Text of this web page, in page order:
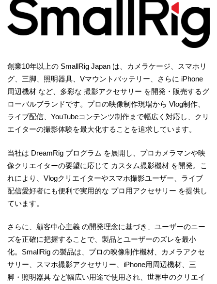
創業10年以上の SmallRig Japan は、カメラケージ、スマホリ
グ、三脚、照明器具、Vマウントバッテリー、さらに iPhone
周辺機材 など、多彩な 撮影アクセサリー を開発・販売するグ
ローバルブランドです。プロの映像制作現場から Vlog制作、
ライブ配信、YouTubeコンテンツ制作まで幅広く対応し、クリ
エイターの撮影体験を最大化することを追求しています。
当社は DreamRig プログラム を展開し、プロカメラマンや映
像クリエイターの要望に応じて カスタム撮影機材 を開発。こ
れにより、Vlogクリエイターやスマホ撮影ユーザー、ライブ
配信愛好者にも便利で実用的な プロ用アクセサリー を提供し
ています。
さらに、顧客中心主義 の開発理念に基づき、ユーザーのニー
ズを正確に把握することで、製品とユーザーのズレを最小
化。SmallRig の製品は、プロの映像制作機材、カメラアクセ
サリー、スマホ撮影アクセサリー、iPhone用周辺機材、三
脚・照明器具 など幅広い用途で使用され、世界中のクリエイ